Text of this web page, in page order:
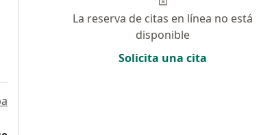
La reserva de citas en línea no está
disponible
Solicita una cita